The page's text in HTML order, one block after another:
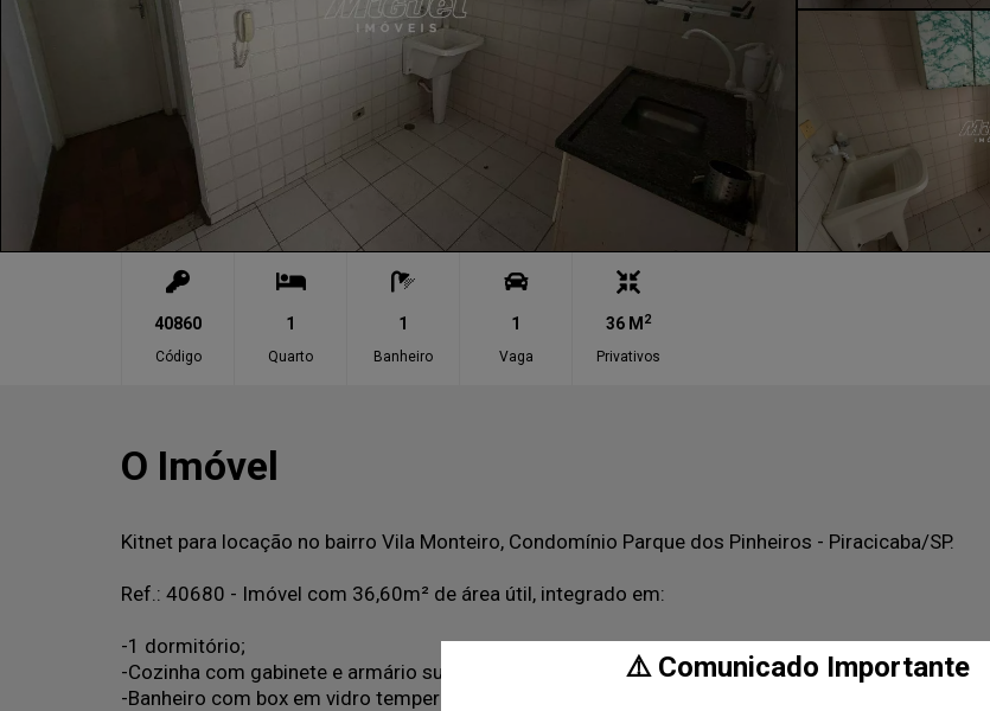
40860
Código
1
Quarto
1
Banheiro
1
Vaga
36 M 2
Privativos
O Imóvel
Kitnet para locação no bairro Vila Monteiro, Condomínio Parque dos Pinheiros - Piracicaba/SP.
Ref.: 40680 - Imóvel com 36,60m² de área útil, integrado em:
-1 dormitório;
-Cozinha com gabinete e armário suspenso;
-Banheiro com box em vidro temperado e gabinete;
⚠️ Comunicado Importante